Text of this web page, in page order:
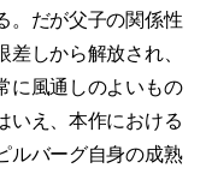
。だが父子の関係性
しから解放され、
に風通しのよいもの
いえ、本作における
ルバーグ自身の成熟